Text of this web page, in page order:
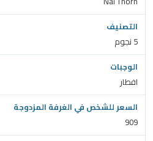
5 نجوم
افطار
909